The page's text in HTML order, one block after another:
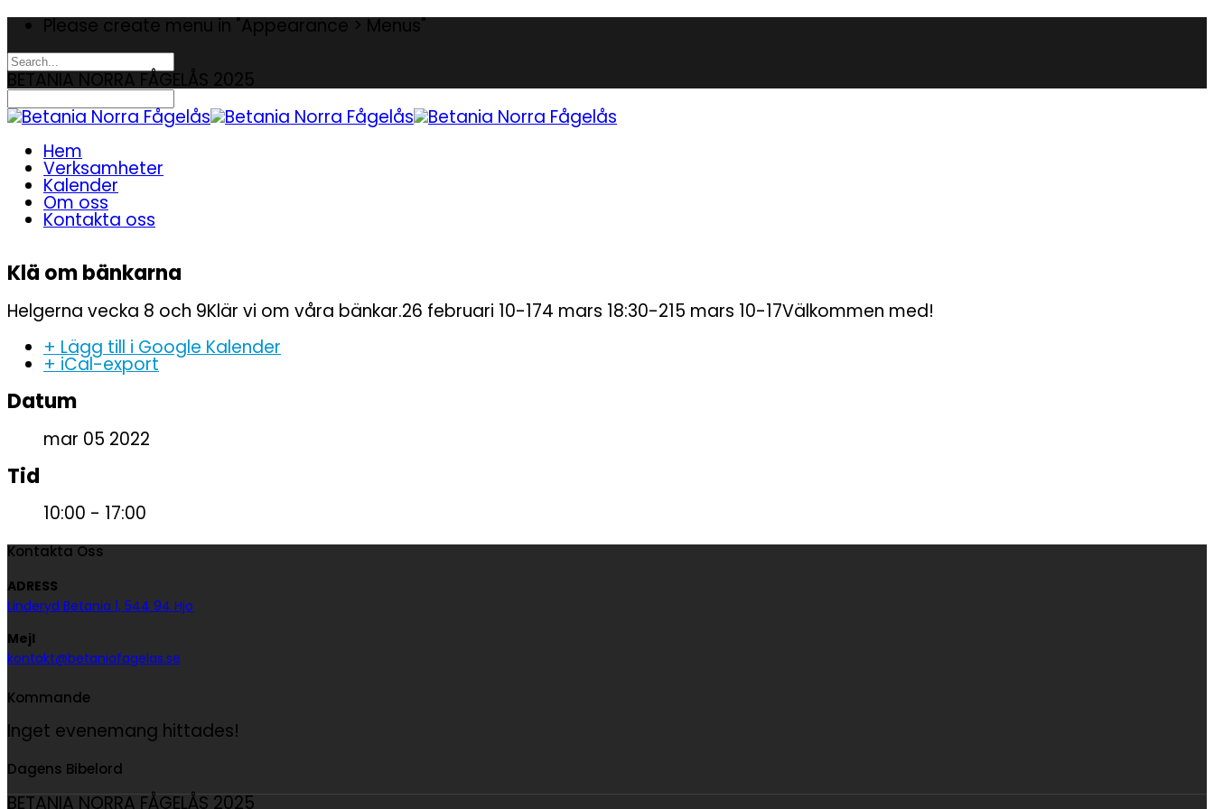
Please create menu in "Appearance > Menus"
BETANIA NORRA FÅGELÅS 2025
Hem
Verksamheter
Kalender
Om oss
Kontakta oss
Klä om bänkarna
Helgerna vecka 8 och 9Klär vi om våra bänkar.26 februari 10-174 mars 18:30-215 mars 10-17Välkommen med!
+ Lägg till i Google Kalender
+ iCal-export
Datum
mar 05 2022
Tid
10:00 - 17:00
Kontakta Oss
ADRESS
Linderyd Betania 1, 544 94 Hjo
Mejl
kontakt@betaniafagelas.se
Kommande
Inget evenemang hittades!
Dagens Bibelord
BETANIA NORRA FÅGELÅS 2025